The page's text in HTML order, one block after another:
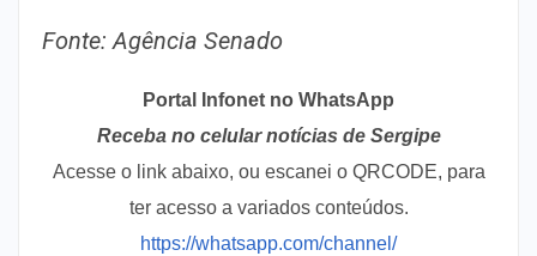
Fonte: Agência Senado
Portal Infonet no WhatsApp
Receba no celular notícias de Sergipe
Acesse o link abaixo, ou escanei o QRCODE, para
ter acesso a variados conteúdos.
https://whatsapp.com/channel/